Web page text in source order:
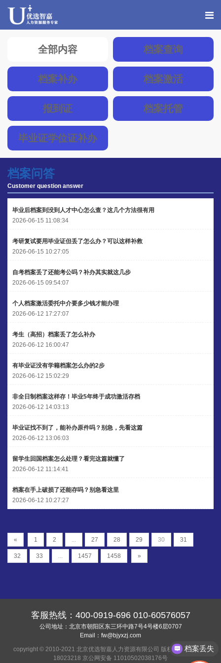
全部内容 档案查询
档案补办 档案激活
报到证 档案托管
毕业证学位证补办
档案问答
Customer question answer
毕业后档案到没到人才中心怎么查？这几个方法很有用
2026-06-15 11:08:34
考研复试要用毕业证但丢了怎么办？可以这样补救
2026-06-15 10:27:05
自考档案丢了还能考公吗？补办其实就这几步
2026-06-15 09:54:07
个人档案激活委托中介要多少钱才能办理
2026-06-12 17:27:07
考生（高招）档案丢了怎么补办
2026-06-12 16:00:47
有毕业证没有学籍档案怎么办的2步
2026-06-12 15:02:29
非全日制档案这样存！毕业5年终于成功激活存档
2026-06-12 14:03:13
毕业证找不到了，能补办原件吗？别急，先看这篇
2026-06-12 13:06:03
留学生回国档案怎么处理？看完这篇就懂了
2026-06-12 11:14:41
档案在手上破损了还能存吗？别急看这里
2026-06-12 10:27:27
« 1 2 ... 27 28 29 30 31
32 33 ... 1457 1458 »
客服热线： 400-0919-696 010-60576057
公司地址：北京市朝阳区东三环中路7号4号楼6层0707
Email： fw@bjyxzj.com
copyright © 2010-2021 北京优选智嘉人力资源有限公司 版权所有京ICP备
18023218 京公网安备 11010502038176号
档案丢失